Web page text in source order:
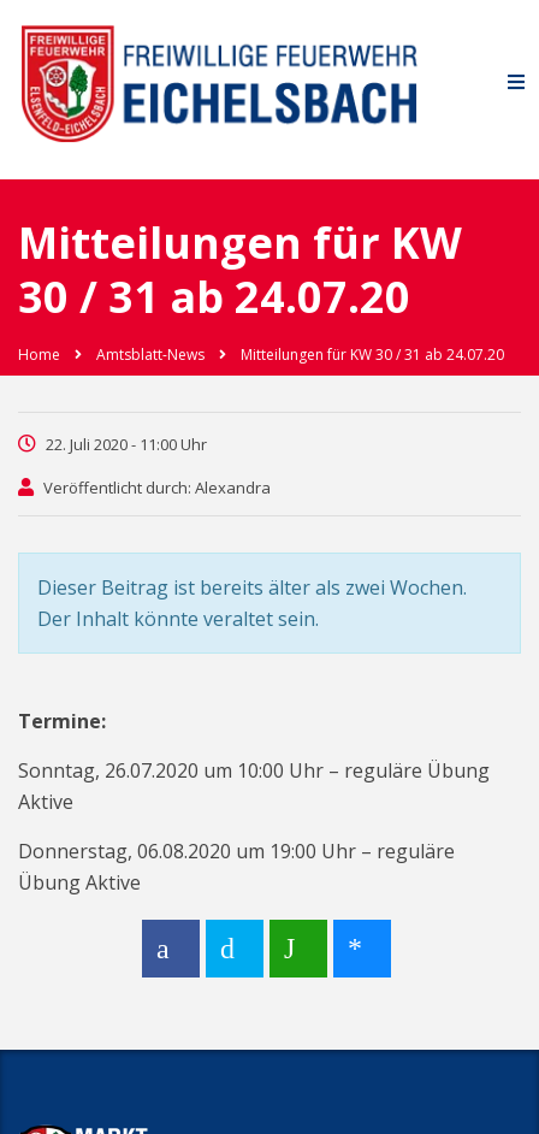
Mitteilungen für KW
30 / 31 ab 24.07.20
Home Amtsblatt-News Mitteilungen für KW 30 / 31 ab 24.07.20
22. Juli 2020 - 11:00 Uhr
Veröffentlicht durch: Alexandra
Dieser Beitrag ist bereits älter als zwei Wochen.
Der Inhalt könnte veraltet sein.
Termine:
Sonntag, 26.07.2020 um 10:00 Uhr – reguläre Übung
Aktive
Donnerstag, 06.08.2020 um 19:00 Uhr – reguläre
Übung Aktive